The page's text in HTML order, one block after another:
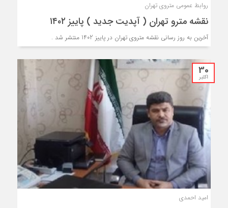
روابط عمومی متروی تهران
نقشه مترو تهران ( آپدیت جدید ) پاییز ۱۴۰۲
آخرین به روز رسانی نقشه متروی تهران در پاییز 1402 منتشر شد .
30
اکتبر
امید احمدی